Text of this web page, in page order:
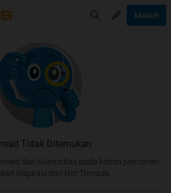
Masuk
Tidak Ditemukan
dan Komunitas pada kolom pencarian.
inspirasi dari Hot Threads.